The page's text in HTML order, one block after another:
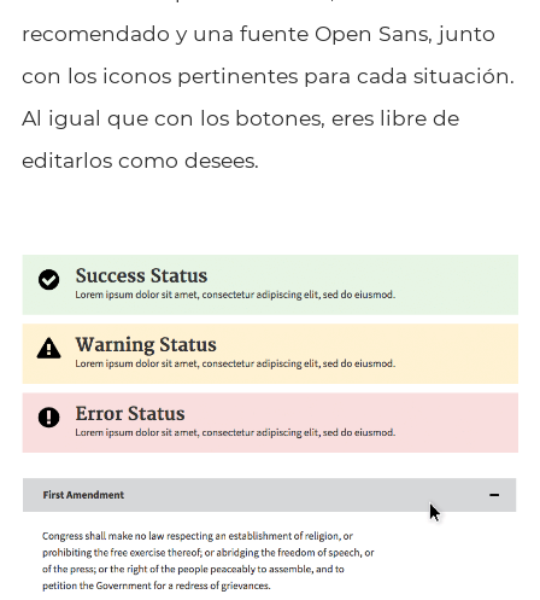
recomendado y una fuente Open Sans, junto
con los iconos pertinentes para cada situación.
Al igual que con los botones, eres libre de
editarlos como desees.